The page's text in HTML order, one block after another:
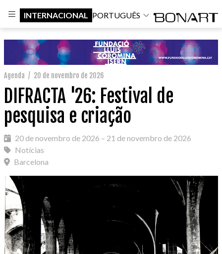
INTERNACIONAL PORTUGUÊS
Agenda / 20 de novembro de 2026
DIFRACTA '26: Festival de
pesquisa e criação
20 de novembro de 2026 – 21 de novembro de 2026
Notícias
Barcelona